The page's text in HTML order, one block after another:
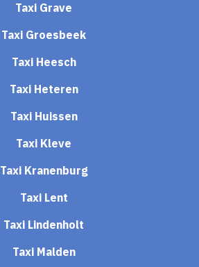
Taxi Grave
Taxi Groesbeek
Taxi Heesch
Taxi Heteren
Taxi Huissen
Taxi Kleve
Taxi Kranenburg
Taxi Lent
Taxi Lindenholt
Taxi Malden